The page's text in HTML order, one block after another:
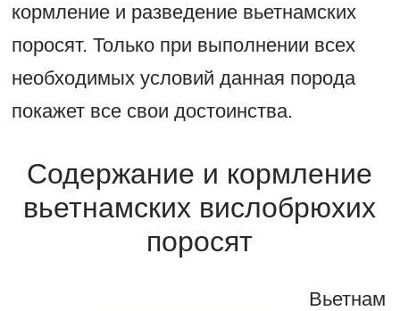
кормление и разведение вьетнамских
поросят. Только при выполнении всех
необходимых условий данная порода
покажет все свои достоинства.
Содержание и кормление
вьетнамских вислобрюхих
поросят
Вьетнам